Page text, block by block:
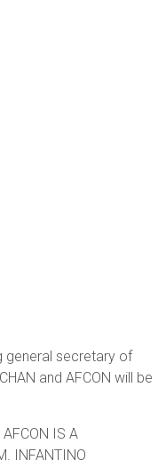
general secretary of
and AFCON will be
AFCON IS A
INFANTINO